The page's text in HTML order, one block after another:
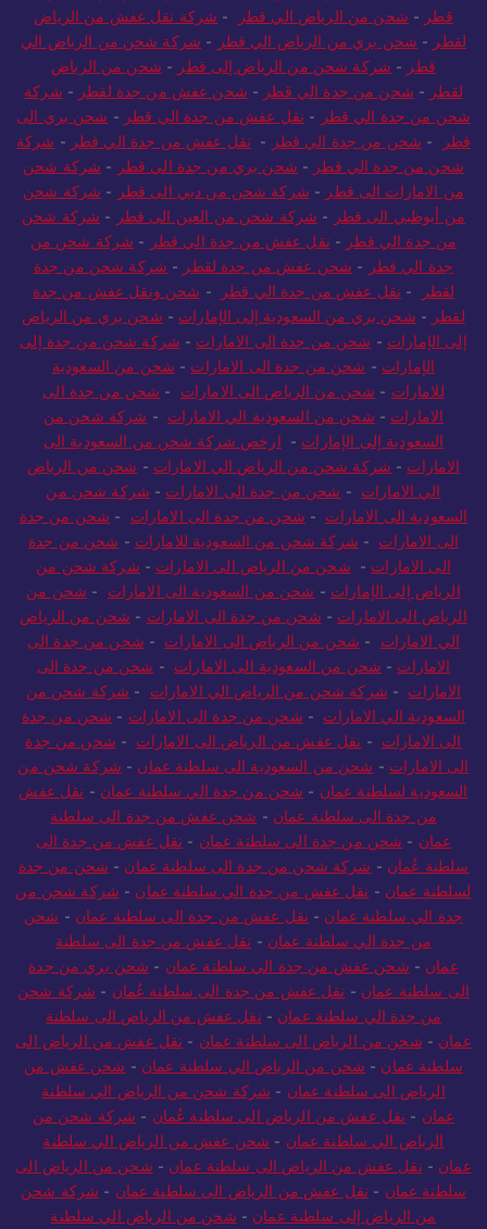
قطر - شحن من الرياض الي قطر - شركة نقل عفش من الرياض
لقطر - شحن بري من الرياض الي قطر - شركة شحن من الرياض الي
قطر - شركة شحن من الرياض إلى قطر - شحن من الرياض
لقطر - شحن من جدة الي قطر - شحن عفش من جدة لقطر - شركة
شحن من جدة الي قطر - نقل عفش من جدة الي قطر - شحن بري الى
قطر
- شحن من جدة الي قطر - نقل عفش من جدة الي قطر - شركة
شحن من جدة الي قطر - شحن بري من جدة الي قطر - شركة شحن
من الامارات الى قطر - شركة شحن من دبي الى قطر - شركة شحن
من أبوظبي الى قطر - شركة شحن من العين الى قطر - شركة شحن
من جدة الي قطر - نقل عفش من جدة الي قطر - شركة شحن من
جدة الي قطر - شحن عفش من جدة لقطر - شركة شحن من جدة
لقطر
- نقل عفش من جدة الي قطر - شحن ونقل عفش من جدة
لقطر - شحن بري من السعودية إلى الإمارات - شحن بري من الرياض
إلى الإمارات - شحن من جدة الى الامارات - شركة شحن من جدة إلى
الإمارات - شحن من جدة الى الامارات - شحن من السعودية
للامارات - شحن من الرياض الى الامارات - شحن من جدة الى
الامارات - شحن من السعودية الي الامارات - شركة شحن من
السعودية إلى الإمارات - ارخص شركة شحن من السعودية الى
الامارات - شركة شحن من الرياض الي الامارات - شحن من الرياض
الي الامارات - شحن من جدة الى الامارات - شركة شحن من
السعودية الى الامارات - شحن من جدة الى الامارات - شحن من جدة
الى الامارات - شركة شحن من السعودية للامارات - شحن من جدة
الى الامارات - شحن من الرياض الى الامارات - شركة شحن من
الرياض إلى الإمارات - شحن من السعودية الى الامارات - شحن من
الرياض الى الامارات - شحن من جدة الى الامارات - شحن من الرياض
الي الامارات - شحن من الرياض الى الامارات - شحن من جدة الى
الامارات - شحن من السعودية الى الامارات - شحن من جدة الى
الامارات - شركة شحن من الرياض الي الامارات - شركة شحن من
السعودية الي الامارات - شحن من جدة الى الامارات - شحن من جدة
الى الامارات - نقل عفش من الرياض الى الامارات - شحن من جدة
الى الامارات - شحن من السعودية الى سلطنة عمان - شركة شحن من
السعودية لسلطنة عمان - شحن من جدة الي سلطنة عمان - نقل عفش
من جدة الى سلطنة عمان - شحن عفش من جدة الى سلطنة
عمان - شحن من جدة الى سلطنة عمان - نقل عفش من جدة الى
سلطنة عُمان - شركة شحن من جدة الى سلطنة عمان - شحن من جدة
لسلطنة عمان - نقل عفش من جدة الي سلطنة عمان - شركة شحن من
جدة الي سلطنة عمان - نقل عفش من جدة الى سلطنة عمان - شحن
من جدة الي سلطنة عمان - نقل عفش من جدة الى سلطنة
عمان - شحن عفش من جدة الي سلطنة عمان - شحن بري من جدة
الى سلطنة عمان - نقل عفش من جدة الى سلطنة عُمان - شركة شحن
من جدة الي سلطنة عمان - نقل عفش من الرياض الى سلطنة
عمان - شحن من الرياض الى سلطنة عمان - نقل عفش من الرياض الى
سلطنة عمان - شحن من الرياض الي سلطنة عمان - شحن عفش من
الرياض الى سلطنة عمان - شركة شحن من الرياض الي سلطنة
عمان - نقل عفش من الرياض الى سلطنة عُمان - شركة شحن من
الرياض الي سلطنة عمان - شحن عفش من الرياض الي سلطنة
عمان - نقل عفش من الرياض الى سلطنة عمان - شحن من الرياض الى
سلطنة عمان - نقل عفش من الرياض الى سلطنة عمان - شركة شحن
من الرياض إلى سلطنة عمان - شحن من الرياض الي سلطنة